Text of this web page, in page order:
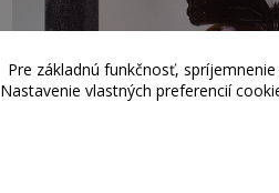
Pre základnú funkčnosť,
Nastavenie vlastných preferencií